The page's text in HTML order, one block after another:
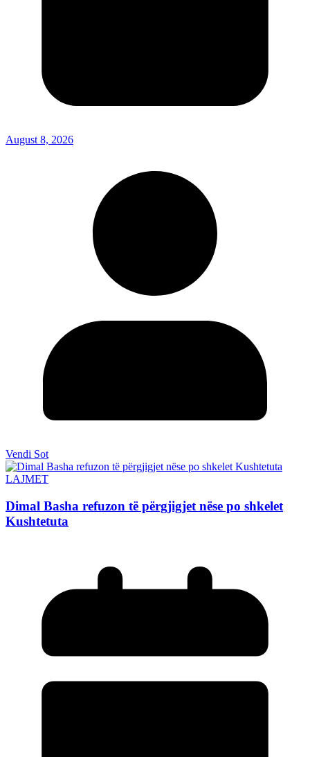
August 8, 2026
Vendi Sot
LAJMET
Dimal Basha refuzon të përgjigjet nëse po shkelet
Kushtetuta